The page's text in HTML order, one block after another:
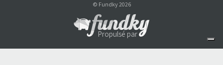
© Fundky 2026
Propulsé par